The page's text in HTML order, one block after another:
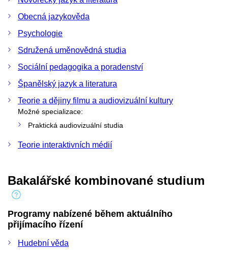
Obecná jazykověda
Psychologie
Sdružená uměnovědná studia
Sociální pedagogika a poradenství
Španělský jazyk a literatura
Teorie a dějiny filmu a audiovizuální kultury
Možné specializace:
Praktická audiovizuální studia
Teorie interaktivních médií
Bakalářské kombinované studium
Programy nabízené během aktuálního
přijímacího řízení
Hudební věda